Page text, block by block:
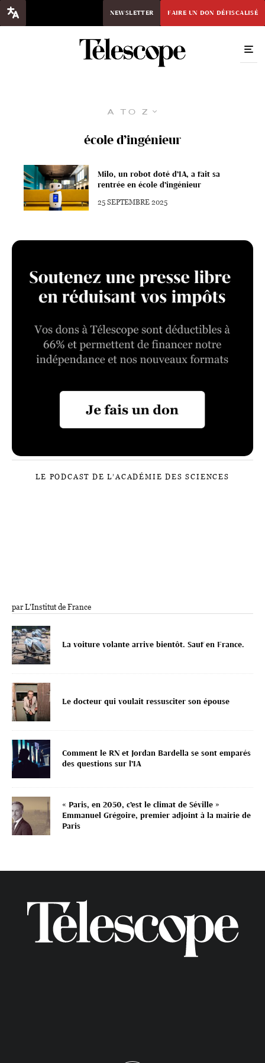
NEWSLETTER FAIRE UN DON DÉFISCALISÉ
A to Z
école d’ingénieur
Milo, un robot doté d’IA, a fait sa
rentrée en école d’ingénieur
25 SEPTEMBRE 2025
LE PODCAST DE L’ACADÉMIE DES SCIENCES
par L'Institut de France
La voiture volante arrive bientôt. Sauf en France.
Le docteur qui voulait ressusciter son épouse
Comment le RN et Jordan Bardella se sont emparés
des questions sur l’IA
« Paris, en 2050, c’est le climat de Séville »
Emmanuel Grégoire, premier adjoint à la mairie de
Paris